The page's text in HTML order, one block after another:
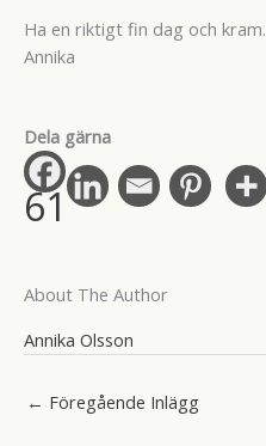
Ha en riktigt fin dag och kram.
Annika
Dela gärna
61
About The Author
Annika Olsson
← Föregående Inlägg